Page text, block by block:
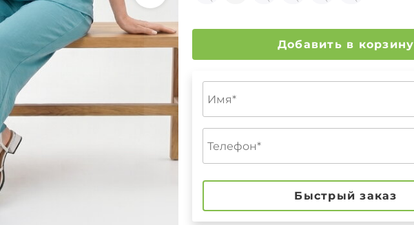
Добавить в корзину
Быстрый заказ